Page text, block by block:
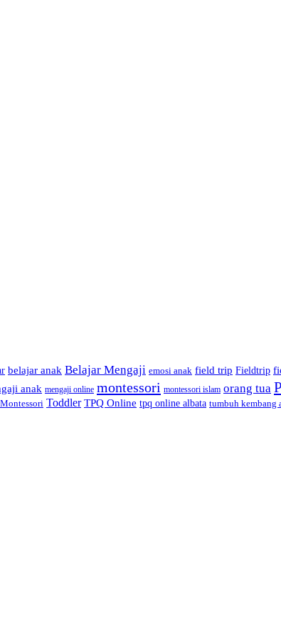
belajar anak Belajar Mengaji emosi anak field trip Fieldtrip
anak mengaji online montessori montessori islam orang tua
Toddler TPQ Online tpq online albata tumbuh kembang